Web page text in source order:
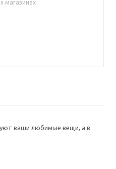
магазинах
ваши любимые вещи, а в